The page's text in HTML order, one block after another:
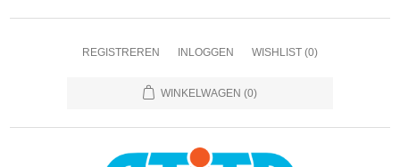
REGISTREREN INLOGGEN WISHLIST (0)
WINKELWAGEN (0)